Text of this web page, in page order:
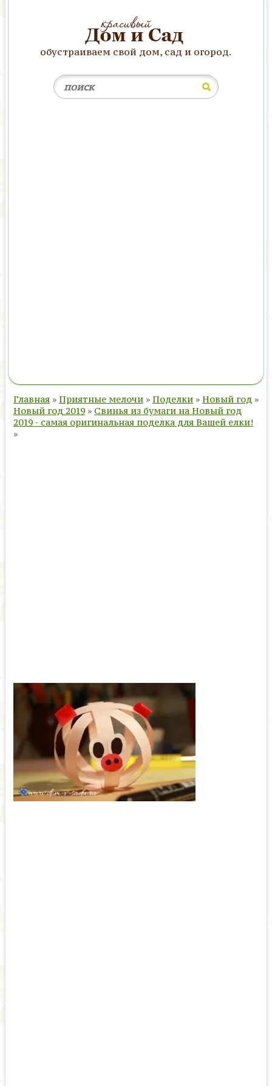
обустраиваем свой дом, сад и огород.
Главная » Приятные мелочи » Поделки » Новый год »
Новый год 2019 » Свинья из бумаги на Новый год
2019 - самая оригинальная поделка для Вашей елки!
»